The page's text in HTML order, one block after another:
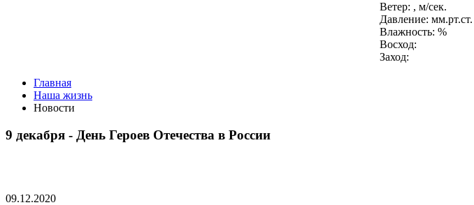
Ветер: , м/сек.
Давление: мм.рт.ст.
Влажность: %
Восход:
Заход:
Главная
Наша жизнь
Новости
9 декабря - День Героев Отечества в России
09.12.2020